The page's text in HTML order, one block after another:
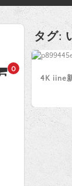
0
タグ:
4K iine